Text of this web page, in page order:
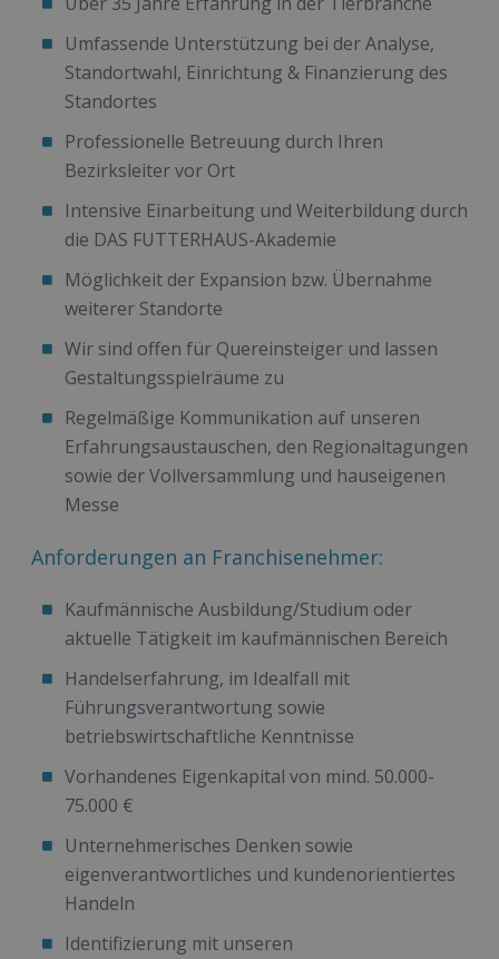
Umfassende Unterstützung bei der Analyse,
Standortwahl, Einrichtung & Finanzierung des
Standortes
Professionelle Betreuung durch Ihren
Bezirksleiter vor Ort
Intensive Einarbeitung und Weiterbildung durch
die DAS FUTTERHAUS-Akademie
Möglichkeit der Expansion bzw. Übernahme
weiterer Standorte
Wir sind offen für Quereinsteiger und lassen
Gestaltungsspielräume zu
Regelmäßige Kommunikation auf unseren
Erfahrungsaustauschen, den Regionaltagungen
sowie der Vollversammlung und hauseigenen
Messe
Anforderungen an Franchisenehmer:
Kaufmännische Ausbildung/Studium oder
aktuelle Tätigkeit im kaufmännischen Bereich
Handelserfahrung, im Idealfall mit
Führungsverantwortung sowie
betriebswirtschaftliche Kenntnisse
Vorhandenes Eigenkapital von mind. 50.000-
75.000 €
Unternehmerisches Denken sowie
eigenverantwortliches und kundenorientiertes
Handeln
Identifizierung mit unseren